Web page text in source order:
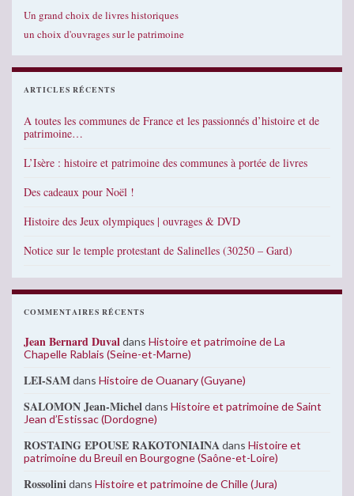
Un grand choix de livres historiques
un choix d'ouvrages sur le patrimoine
ARTICLES RÉCENTS
A toutes les communes de France et les passionnés d’histoire et de
patrimoine…
L’Isère : histoire et patrimoine des communes à portée de livres
Des cadeaux pour Noël !
Histoire des Jeux olympiques | ouvrages & DVD
Notice sur le temple protestant de Salinelles (30250 – Gard)
COMMENTAIRES RÉCENTS
Jean Bernard Duvaldans Histoire et patrimoine de La
Chapelle Rablais (Seine-et-Marne)
LEI-SAMdans Histoire de Ouanary (Guyane)
SALOMON Jean-Micheldans Histoire et patrimoine de Saint
Jean d’Estissac (Dordogne)
ROSTAING EPOUSE RAKOTONIAINAdans Histoire et
patrimoine du Breuil en Bourgogne (Saône-et-Loire)
Rossolinidans Histoire et patrimoine de Chille (Jura)